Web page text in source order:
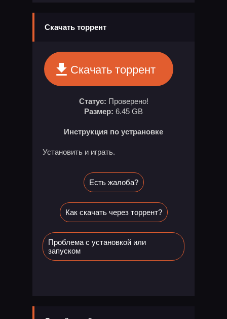
Скачать торрент
Скачать торрент
Статус: Проверено!
Размер: 6.45 GB
Инструкция по устрановке
Установить и играть.
Есть жалоба?
Как скачать через торрент?
Проблема с установкой или
запуском